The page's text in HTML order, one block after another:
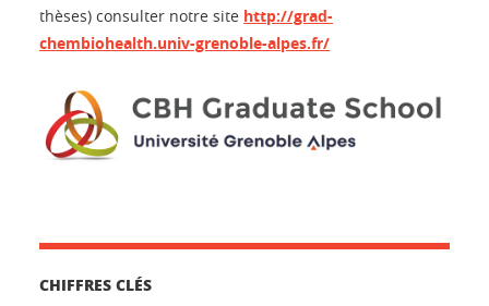
thèses) consulter notre site http://grad-
chembiohealth.univ-grenoble-alpes.fr/
CHIFFRES CLÉS